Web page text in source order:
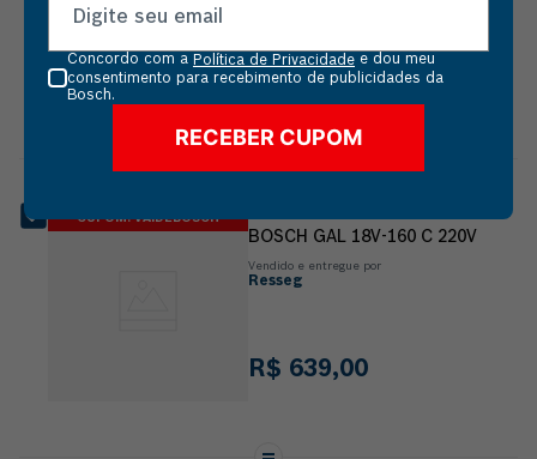
R$ 1.846,21
CUPOM: VAIDEBOSCH
BOSCH GAL 18V-160 C 220V
Vendido e entregue por
Resseg
R$ 639,00
Concordo com a Política de Privacidade e dou meu
consentimento para recebimento de publicidades da
Bosch.
RECEBER CUPOM